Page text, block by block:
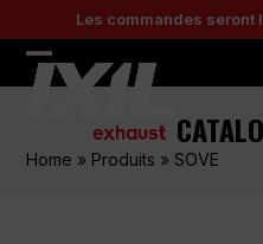
to
content
Les commandes seront
Open
menu
Close
menu
Home » Produits »SOVE